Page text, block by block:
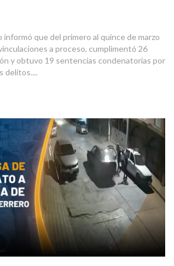
informó que del primero al quince de marzo
a proceso, cumplimentó 26
y obtuvo 19 sentencias condenatorias por
delitos....